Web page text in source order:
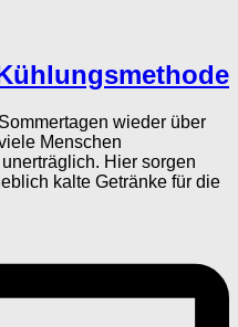
wieder über
Menschen
Hier sorgen
kalte Getränke für die